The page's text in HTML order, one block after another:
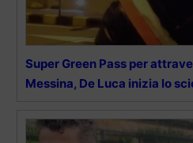
Super Green Pass per
Messina, De Luca inizia lo